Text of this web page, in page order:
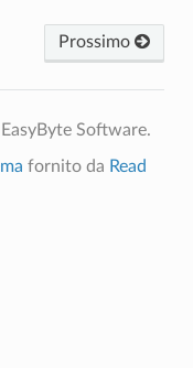
Prossimo
Software.
fornito da Read